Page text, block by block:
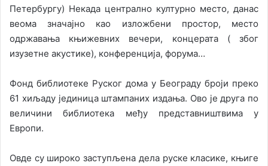
Петербургу) Некада централно културно место, данас
веома значајно као изложбени простор, место
одржавања књижевних вечери, концерата ( због
изузетне акустике), конференција, форума…
Фонд библиотеке Руског дома у Београду броји преко
61 хиљаду јединица штампаних издања. Ово је друга по
величини библиотека међу представништвима у
Европи.
Овде су широко заступљена дела руске класике, књиге